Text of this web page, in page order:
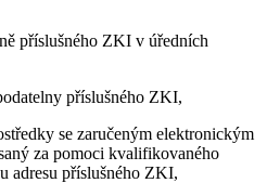
příslušného ZKI v úředních
příslušného ZKI,
se zaručeným elektronickým
za pomoci kvalifikovaného
adresu příslušného ZKI,